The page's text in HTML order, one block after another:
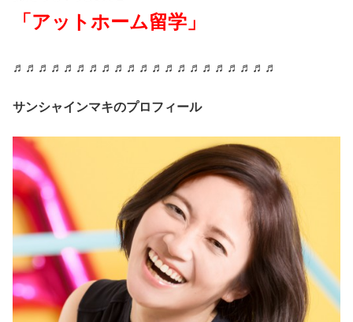
「アットホーム留学」
♬♬♬♬♬♬♬♬♬♬♬♬♬♬♬♬♬♬♬♬♬
サンシャインマキのプロフィール